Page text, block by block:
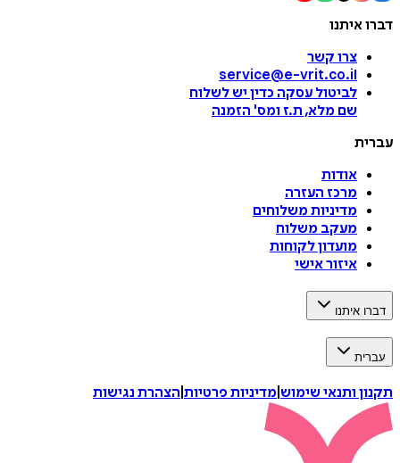
דברו איתנו
צרו קשר
service@e-vrit.co.il
לביטול עסקה כדין יש לשלוח
שם מלא, ת.ז ומס' הזמנה
עברית
אודות
מרכז העזרה
מדיניות משלוחים
מעקב משלוח
מועדון לקוחות
איזור אישי
דברו איתנו
עברית
תקנון ותנאי שימוש מדיניות פרטיות הצהרת נגישות